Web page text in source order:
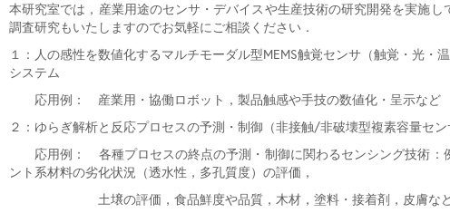
本研究室では，産業用途のセンサ・デバイスや生産技術の研究開発を実施
調査研究もいたしますのでお気軽にご相談ください．
１：人の感性を数値化するマルチモーダル型MEMS触覚センサ（触覚・光
システム
応用例： 産業用・協働ロボット，製品触感や手技の数値化・呈示など
２：ゆらぎ解析と反応プロセスの予測・制御（非接触/非破壊型複素容量セン
応用例： 各種プロセスの終点の予測・制御に関わるセンシング技術：
ント系材料の劣化状況（透水性，多孔質度）の評価，
土壌の評価，食品鮮度や品質，木材，塗料・接着剤，皮膚など